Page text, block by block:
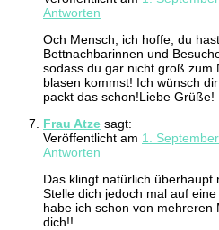
Antworten
Och Mensch, ich hoffe, du
Bettnachbarinnen und
sodass du gar nicht groß zum
blasen kommst! Ich wünsch
packt das schon!Liebe Grüße!
Frau Atze sagt:
Veröffentlicht am 1.
Antworten
Das klingt natürlich überhaupt
Stelle dich jedoch mal auf
habe ich schon von mehreren
dich!!